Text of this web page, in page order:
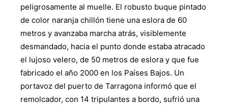
peligrosamente al muelle. El robusto buque pintado
de color naranja chillón tiene una eslora de 60
metros y avanzaba marcha atrás, visiblemente
desmandado, hacia el punto donde estaba atracado
el lujoso velero, de 50 metros de eslora y que fue
fabricado el año 2000 en los Países Bajos. Un
portavoz del puerto de Tarragona informó que el
remolcador, con 14 tripulantes a bordo, sufrió una